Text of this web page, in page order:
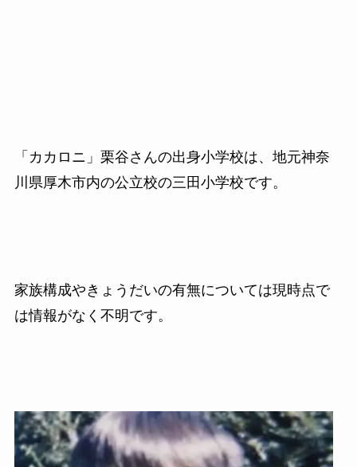
「カカロニ」栗谷さんの出身小学校は、地元神奈
川県厚木市内の公立校の三田小学校です。
家族構成やきょうだいの有無については現時点で
は情報がなく不明です。